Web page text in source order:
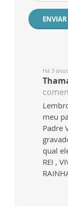
ENVIAR
Há 3 anos
meu
Padre
qual
REI ,